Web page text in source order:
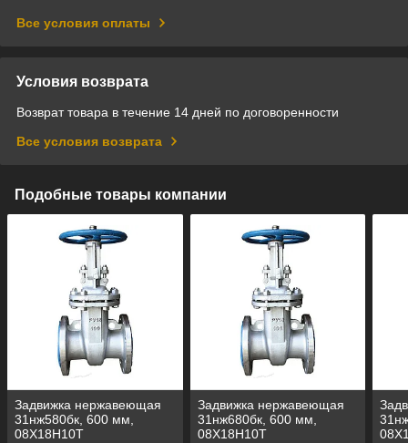
Все условия оплаты
Условия возврата
Возврат товара в течение 14 дней по договоренности
Все условия возврата
Подобные товары компании
Задвижка нержавеющая
31нж580бк, 600 мм,
08Х18Н10Т
Задвижка нержавеющая
31нж680бк, 600 мм,
08Х18Н10Т